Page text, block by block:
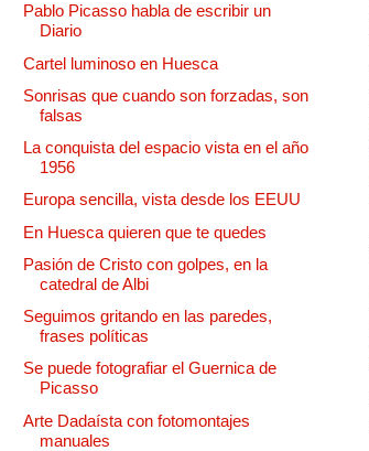
Pablo Picasso habla de escribir un
Diario
Cartel luminoso en Huesca
Sonrisas que cuando son forzadas, son
falsas
La conquista del espacio vista en el año
1956
Europa sencilla, vista desde los EEUU
En Huesca quieren que te quedes
Pasión de Cristo con golpes, en la
catedral de Albi
Seguimos gritando en las paredes,
frases políticas
Se puede fotografiar el Guernica de
Picasso
Arte Dadaísta con fotomontajes
manuales